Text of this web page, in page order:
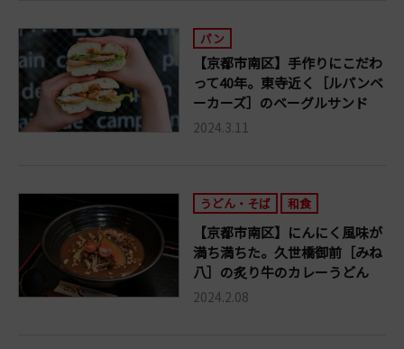
パン
【京都市南区】手作りにこだわ
って40年。東寺近く［ルパンベ
ーカーズ］のベーグルサンド
2024.3.11
うどん・そば 和食
【京都市南区】にんにく風味が
満ち満ちた。久世橋御前［みね
八］の炙り牛のカレーうどん
2024.2.08